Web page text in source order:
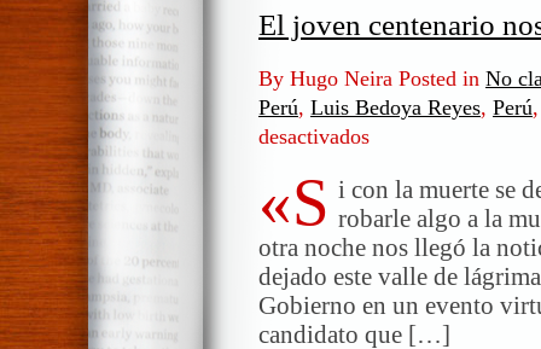
El joven centenario
By Hugo Neira Posted in No
Perú, Luis Bedoya Reyes, Perú
desactivados
joven
centenario
ha
dejado
«S i con la muerte se
robarle algo a la
otra noche nos llegó la
dejado este valle de
Gobierno en un evento
candidato que […]